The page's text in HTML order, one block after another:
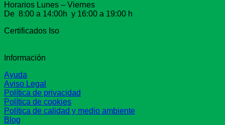
Horarios Lunes – Viernes
De 8:00 a 14:00h y 16:00 a 19:00 h
Certificados Iso
Información
Ayuda
Aviso Legal
Política de privacidad
Política de cookies
Política de calidad y medio ambiente
Blog